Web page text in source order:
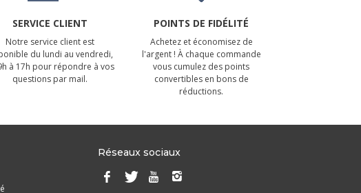
SERVICE CLIENT
Notre service client est
du lundi au vendredi,
à 17h pour répondre à vos
questions par mail.
POINTS DE FIDÉLITÉ
Achetez et économisez de
l'argent ! À chaque commande
vous cumulez des points
convertibles en bons de
réductions.
Réseaux sociaux